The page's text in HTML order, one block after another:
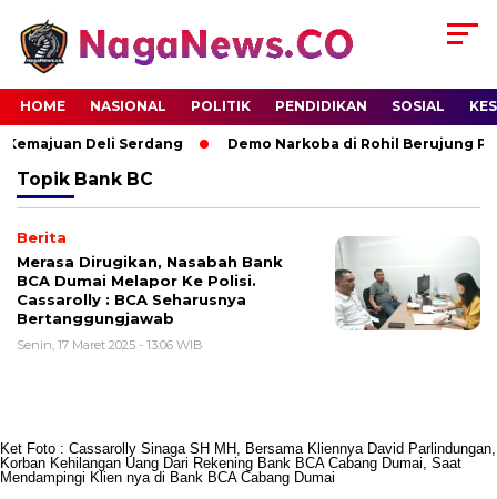
HOME NASIONAL POLITIK PENDIDIKAN SOSIAL
Deli Serdang Demo Narkoba di Rohil Berujung
Topik Bank BC
Berita
Merasa Dirugikan, Nasabah Bank
BCA Dumai Melapor Ke Polisi.
Cassarolly : BCA Seharusnya
Bertanggungjawab
Senin, 17 Maret 2025 - 13:06 WIB
Ket Foto : Cassarolly Sinaga SH MH, Bersama Kliennya David Parlindungan,
Korban Kehilangan Uang Dari Rekening Bank BCA Cabang Dumai, Saat
Mendampingi Klien nya di Bank BCA Cabang Dumai